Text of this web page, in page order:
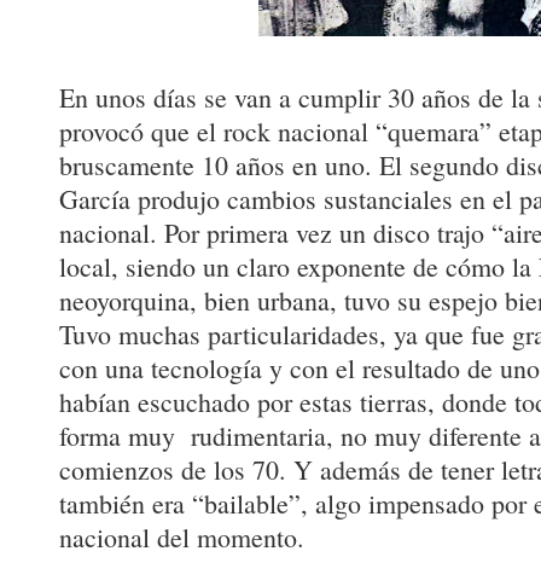
En unos días se van a cumplir 30 años de
provocó que el rock nacional “quemara”
bruscamente 10 años en uno. El segundo
García produjo cambios sustanciales en el
nacional. Por primera vez un disco trajo
local, siendo un claro exponente de cómo la
neoyorquina, bien urbana, tuvo su espejo
Tuvo muchas particularidades, ya que fue
con una tecnología y con el resultado de
habían escuchado por estas tierras, donde
forma muy rudimentaria, no muy diferente
comienzos de los 70. Y además de tener
también era “bailable”, algo impensado por
nacional del momento.